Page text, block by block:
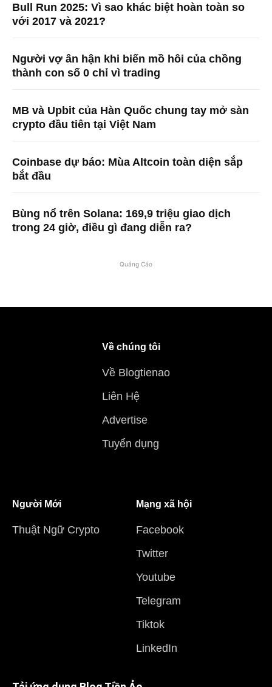
Bull Run 2025: Vì sao khác biệt hoàn toàn so
với 2017 và 2021?
Người vợ ân hận khi biến mồ hôi của chồng
thành con số 0 chỉ vì trading
MB và Upbit của Hàn Quốc chung tay mở sàn
crypto đầu tiên tại Việt Nam
Coinbase dự báo: Mùa Altcoin toàn diện sắp
bắt đầu
Bùng nổ trên Solana: 169,9 triệu giao dịch
trong 24 giờ, điều gì đang diễn ra?
Quảng Cáo
Về chúng tôi
Về Blogtienao
Liên Hệ
Advertise
Tuyển dụng
Người Mới
Thuật Ngữ Crypto
Mạng xã hội
Facebook
Twitter
Youtube
Telegram
Tiktok
LinkedIn